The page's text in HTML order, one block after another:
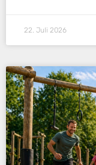
22. Juli 2026